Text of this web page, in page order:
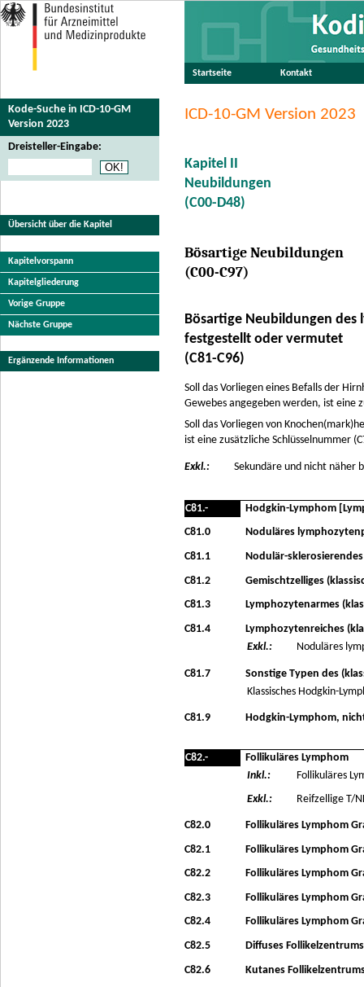
Startseite Kontakt
Kode-Suche in ICD-10-GM
Version 2023
Dreisteller-Eingabe:
Übersicht über die Kapitel
Kapitelvorspann
Kapitelgliederung
Vorige Gruppe
Nächste Gruppe
Ergänzende Informationen
ICD-10-GM Version 2023
Kapitel II
Neubildungen
(C00-D48)
Bösartige Neubildungen
(C00-C97)
Bösartige Neubildungen
festgestellt oder vermutet
(C81-C96)
Soll das Vorliegen eines Befalls der
Gewebes angegeben werden, ist eine
Soll das Vorliegen von
ist eine zusätzliche Schlüsselnummer
Exkl.: Sekundäre und nicht näher
C81.-
Hodgkin-Lymphom
C81.0
Noduläres
C81.1
Nodulär-
C81.2
Gemischtzelliges
C81.3
Lymphozytenarmes
C81.4
Lymphozytenreiches
Exkl.:
Noduläres
C81.7
Sonstige Typen des
Klassisches Hodgkin-
C81.9 Hodgkin-Lymphom,
C82.-
Follikuläres Lymphom
Inkl.:
Follikuläres
Exkl.:
Reifzellige T/
C82.0
Follikuläres Lymphom
C82.1
Follikuläres Lymphom
C82.2
Follikuläres Lymphom
C82.3
Follikuläres Lymphom
C82.4
Follikuläres Lymphom
C82.5
Diffuses
C82.6
Kutanes